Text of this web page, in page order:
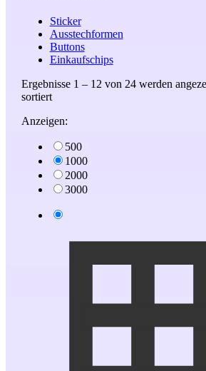
Sticker
Ausstechformen
Buttons
Einkaufschips
Ergebnisse 1 – 12 von 24 werden
sortiert
Anzeigen:
500
1000
2000
3000